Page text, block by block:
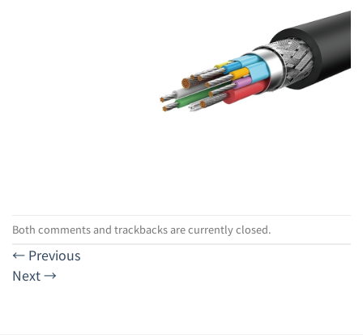
Both comments and trackbacks are currently closed.
← Previous
Next→